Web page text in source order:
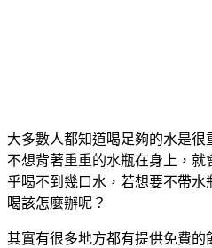
大多數人都知道喝足夠的水是
不想背著重重的水瓶在身上，
乎喝不到幾口水，若想要不帶
喝該怎麼辦呢？
其實有很多地方都有提供免費